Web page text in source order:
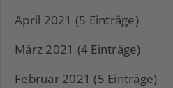
April 2021 (5 Einträge)
März 2021 (4 Einträge)
Februar 2021 (5 Einträge)